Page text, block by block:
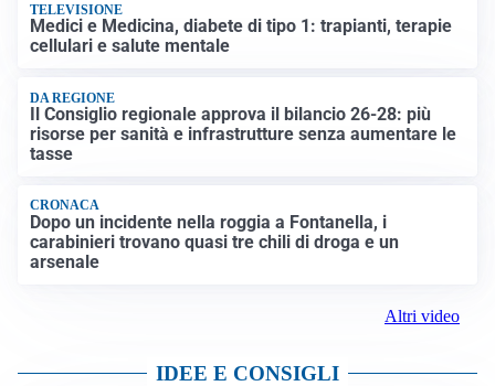
TELEVISIONE
Medici e Medicina, diabete di tipo 1: trapianti, terapie
cellulari e salute mentale
DA REGIONE
Il Consiglio regionale approva il bilancio 26-28: più
risorse per sanità e infrastrutture senza aumentare le
tasse
CRONACA
Dopo un incidente nella roggia a Fontanella, i
carabinieri trovano quasi tre chili di droga e un
arsenale
Altri video
IDEE E CONSIGLI